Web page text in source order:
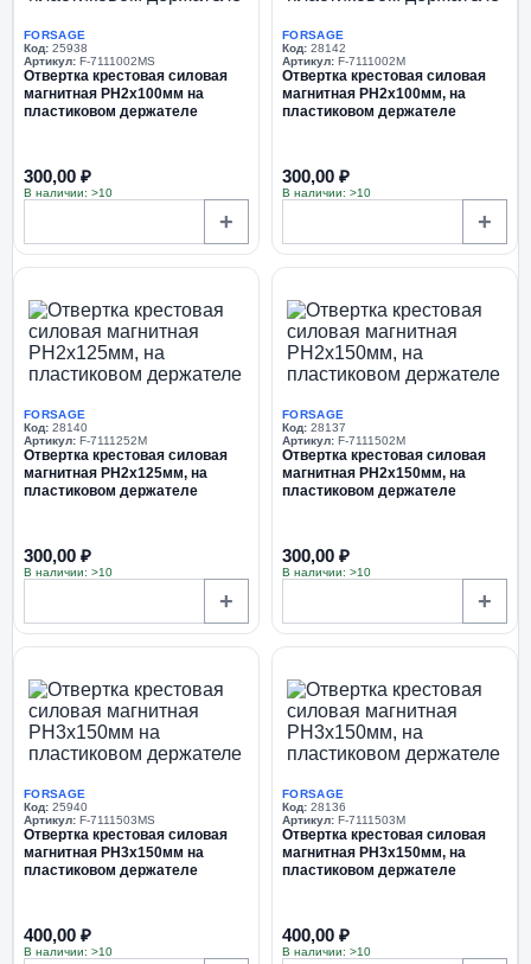
FORSAGE
Код: 25938
Артикул: F-7111002MS
Отвертка крестовая силовая
магнитная PH2x100мм на
пластиковом держателе
300,00 ₽
В наличии: >10
+
FORSAGE
Код: 28142
Артикул: F-7111002M
Отвертка крестовая силовая
магнитная PH2х100мм, на
пластиковом держателе
300,00 ₽
В наличии: >10
+
FORSAGE
Код: 28140
Артикул: F-7111252M
Отвертка крестовая силовая
магнитная PH2х125мм, на
пластиковом держателе
300,00 ₽
В наличии: >10
+
FORSAGE
Код: 28137
Артикул: F-7111502M
Отвертка крестовая силовая
магнитная PH2х150мм, на
пластиковом держателе
300,00 ₽
В наличии: >10
+
FORSAGE
Код: 25940
Артикул: F-7111503MS
Отвертка крестовая силовая
магнитная PH3x150мм на
пластиковом держателе
400,00 ₽
В наличии: >10
FORSAGE
Код: 28136
Артикул: F-7111503M
Отвертка крестовая силовая
магнитная PH3х150мм, на
пластиковом держателе
400,00 ₽
В наличии: >10